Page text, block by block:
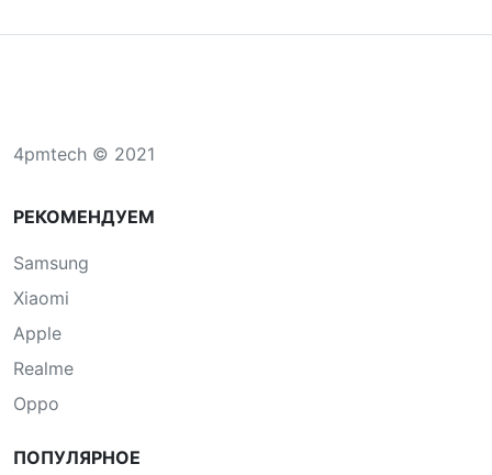
4pmtech © 2021
РЕКОМЕНДУЕМ
Samsung
Xiaomi
Apple
Realme
Oppo
ПОПУЛЯРНОЕ